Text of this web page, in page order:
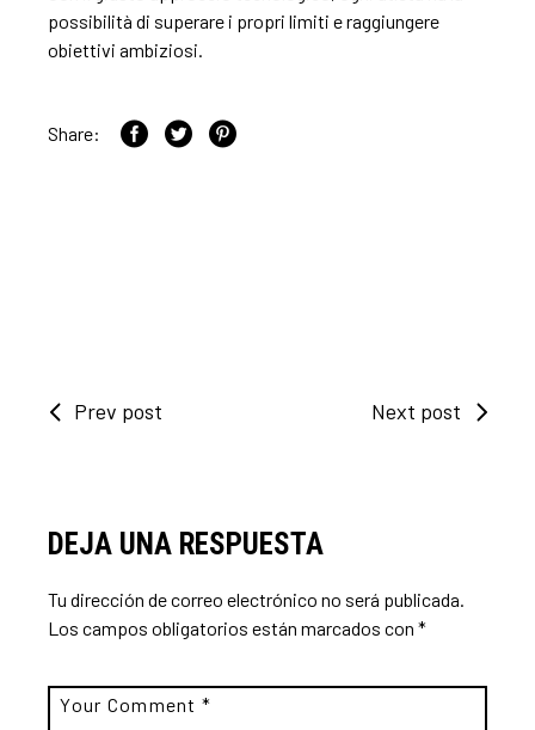
possibilità di superare i propri limiti e raggiungere
obiettivi ambiziosi.
Share:
Prev post Next post
DEJA UNA RESPUESTA
Tu dirección de correo electrónico no será publicada.
Los campos obligatorios están marcados con*